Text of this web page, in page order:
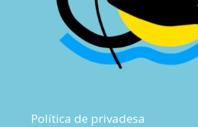
Política de privadesa